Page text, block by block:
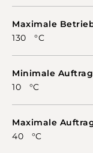
Maximale
130 °C
Minimale
10 °C
Maximale
40 °C